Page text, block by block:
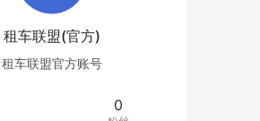
租车联盟(官方)
租车联盟官方账号
0